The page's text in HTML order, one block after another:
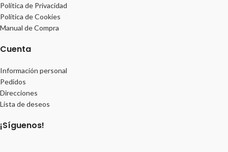
Política de Privacidad
Política de Cookies
Manual de Compra
Cuenta
Información personal
Pedidos
Direcciones
Lista de deseos
¡Síguenos!